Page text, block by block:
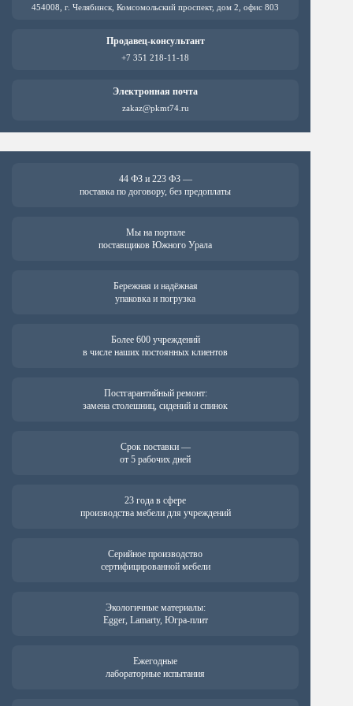
454008, г. Челябинск, Комсомольский проспект, дом 2, офис 803
Продавец-консультант
+7 351 218-11-18
Электронная почта
zakaz@pkmt74.ru
44 ФЗ и 223 ФЗ —
поставка по договору, без предоплаты
Мы на портале
поставщиков Южного Урала
Бережная и надёжная
упаковка и погрузка
Более 600 учреждений
в числе наших постоянных клиентов
Постгарантийный ремонт:
замена столешниц, сидений и спинок
Срок поставки —
от 5 рабочих дней
23 года в сфере
производства мебели для учреждений
Серийное производство
сертифицированной мебели
Экологичные материалы:
Egger, Lamarty, Югра-плит
Ежегодные
лабораторные испытания